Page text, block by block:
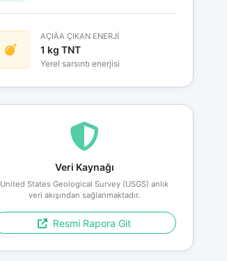
AÇIÄA ÇIKAN ENERJİ
1 kg TNT
Yerel sarsıntı enerjisi
Veri Kaynağı
United States Geological Survey (USGS) anlık
veri akışından sağlanmaktadır.
Resmi Rapora Git